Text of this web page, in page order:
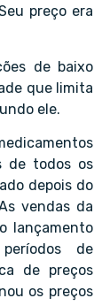
preço era
de baixo
que limita
ele.
de todos os
depois do
vendas da
lançamento
de
de preços
os preços